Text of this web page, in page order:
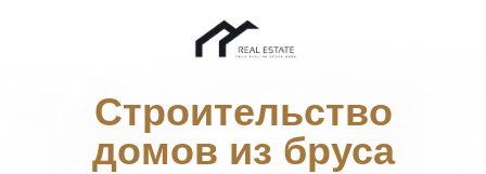
Строительство
домов из бруса